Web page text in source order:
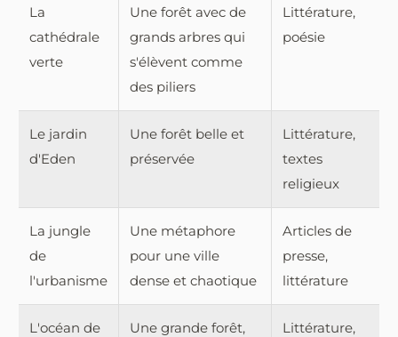
La
cathédrale
verte
Une forêt avec de
grands arbres qui
s'élèvent comme
des piliers
Littérature,
poésie
Le jardin
d'Eden
Une forêt belle et
préservée
Littérature,
textes
religieux
La jungle
de
l'urbanisme
Une métaphore
pour une ville
dense et chaotique
Articles de
presse,
littérature
L'océan de
Une grande forêt,
Littérature,